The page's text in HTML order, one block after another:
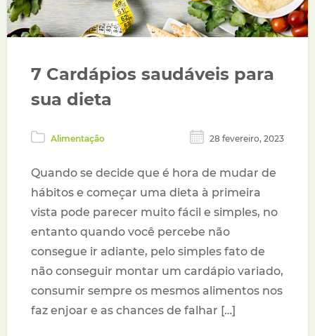
7 Cardápios saudáveis para
sua dieta
Alimentação 28 fevereiro, 2023
Quando se decide que é hora de mudar de
hábitos e começar uma dieta à primeira
vista pode parecer muito fácil e simples, no
entanto quando você percebe não
consegue ir adiante, pelo simples fato de
não conseguir montar um cardápio variado,
consumir sempre os mesmos alimentos nos
faz enjoar e as chances de falhar […]